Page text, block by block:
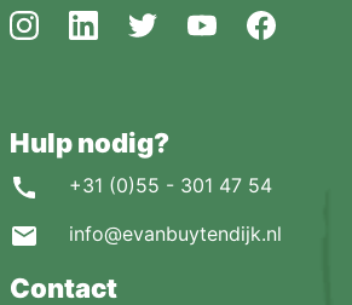
Hulp nodig?
+31 (0)55 - 301 47 54
info@evanbuytendijk.nl
Contact